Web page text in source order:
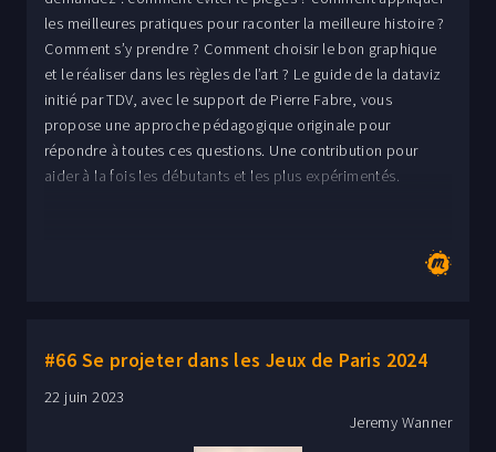
les meilleures pratiques pour raconter la meilleure histoire ?
Comment s’y prendre ? Comment choisir le bon graphique
et le réaliser dans les règles de l’art ? Le guide de la dataviz
initié par TDV, avec le support de Pierre Fabre, vous
propose une approche pédagogique originale pour
répondre à toutes ces questions. Une contribution pour
aider à la fois les débutants et les plus expérimentés.
#66 Se projeter dans les Jeux de Paris 2024
22 juin 2023
Jeremy Wanner